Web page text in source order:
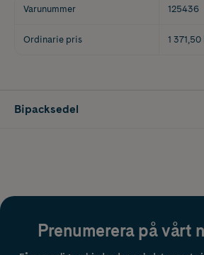
Varunummer 125436
Ordinarie pris 1 371,50
Bipacksedel
Prenumerera på vårt